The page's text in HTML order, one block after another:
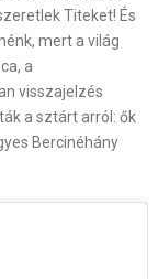
Titeket! És
mert a világ
a
visszajelzés
a sztárt arról: ők
Bercinéhány